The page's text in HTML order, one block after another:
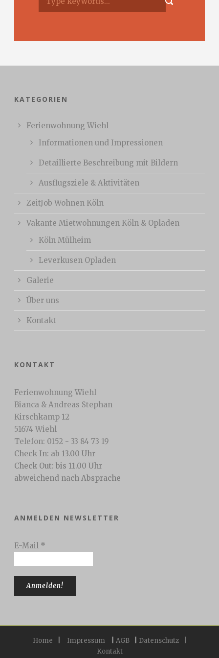
KATEGORIEN
Ferienwohnung Wiehl
Informationen und Impressionen
Detaillierte Beschreibung mit Bildern
Ausflugsziele & Aktivitäten
ZeitJob Wohnen Köln
Vakante Mietwohnungen Köln & Opladen
Köln Mülheim
Leverkusen Opladen
Galerie
Über uns
Kontakt
KONTAKT
Ferienwohnung Wiehl
Bianca & Andreas Stephan
Kirschkamp 12
51674 Wiehl
Telefon: 0152 - 33 84 73 19
Check In: ab 13.00 Uhr
Check Out: bis 11.00 Uhr
abweichend nach Absprache
ANMELDEN NEWSLETTER
E-Mail *
Home Impressum AGB Datenschutz
Kontakt